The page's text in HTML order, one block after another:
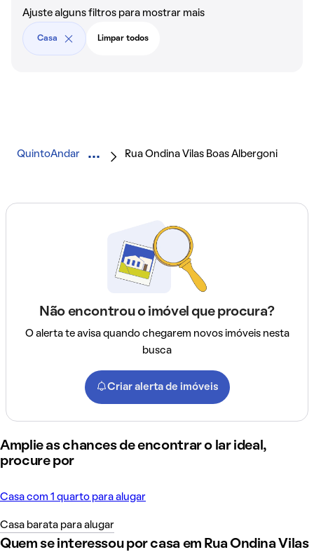
Ajuste alguns filtros para mostrar mais
Casa Limpar todos
QuintoAndar Rua Ondina Vilas Boas Albergoni
Não encontrou o imóvel que procura?
O alerta te avisa quando chegarem novos imóveis nesta
busca
Criar alerta de imóveis
Amplie as chances de encontrar o lar ideal,
procure por
Casa com 1 quarto para alugar
Casa barata para alugar
Quem se interessou por casa em Rua Ondina Vilas